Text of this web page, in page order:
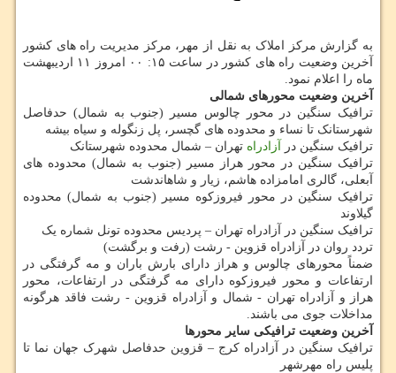
به گزارش مرکز املاک به نقل از مهر، مرکز مدیریت راه های کشور
آخرین وضعیت راه های کشور در ساعت ۱۵: ۰۰ امروز ۱۱ اردیبهشت
ماه را اعلام نمود.
آخرین وضعیت محورهای شمالی
ترافیک سنگین در محور چالوس مسیر (جنوب به شمال) حدفاصل
شهرستانک تا نساء و محدوده های گچسر، پل زنگوله و سیاه بیشه
ترافیک سنگین در
آزادراه تهران – شمال محدوده شهرستانک
ترافیک سنگین در محور هراز مسیر (جنوب به شمال) محدوده های
آبعلی، گالری امامزاده هاشم، زیار و شاهاندشت
ترافیک سنگین در محور فیروزکوه مسیر (جنوب به شمال) محدوده
گیلاوند
ترافیک سنگین در آزادراه تهران – پردیس محدوده تونل شماره یک
تردد روان در آزادراه قزوین - رشت (رفت و برگشت)
ضمناً محورهای چالوس و هراز دارای بارش باران و مه گرفتگی در
ارتفاعات و محور فیروزکوه دارای مه گرفتگی در ارتفاعات، محور
هراز و آزادراه تهران - شمال و آزادراه قزوین - رشت فاقد هرگونه
مداخلات جوی می باشند.
آخرین وضعیت ترافیکی سایر محورها
ترافیک سنگین در آزادراه کرج – قزوین حدفاصل شهرک جهان نما تا
پلیس راه مهرشهر